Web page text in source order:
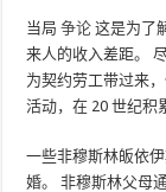
当局争论 这是为了
来人的收入差距。
为契约劳工带过来
活动，在 20 世纪积
一些非穆斯林皈依
婚。 非穆斯林父母